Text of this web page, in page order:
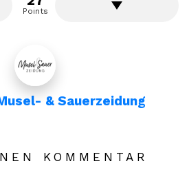
Points
& Sauerzeidung
KOMMENTAR